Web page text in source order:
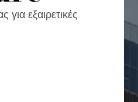
για εξαιρετικές